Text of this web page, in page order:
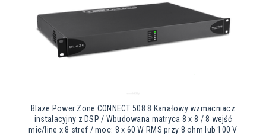
Blaze Power Zone CONNECT 508 8 Kanałowy wzmacniacz
instalacyjny z DSP / Wbudowana matryca 8 x 8 / 8 wejść
mic/line x 8 stref / moc: 8 x 60 W RMS przy 8 ohm lub 100 V